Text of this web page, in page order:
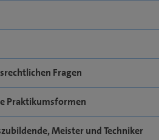
Fragen
Praktikumsformen
Meister und Techniker